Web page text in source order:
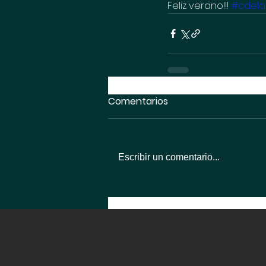
Feliz verano!!!
Comentarios
Escribir un comentario...